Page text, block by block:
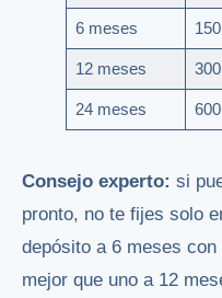
6 meses
12 meses
24 meses
Consejo experto: si
pronto, no te fijes solo
depósito a 6 meses
mejor que uno a 12